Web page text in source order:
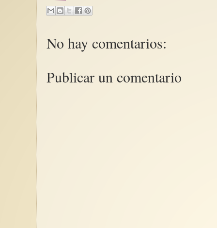
No hay comentarios:
Publicar un comentario